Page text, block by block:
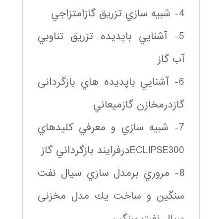
4- شبيه سازي تزريق گازامتزاجي
5- آشنايي باپديده تزريق تناوبي
آب گاز
6- آشنايي باپديده هاي بازگردانی
گازدرمخازن گازميعاني
7- شبيه سازي و معرفي كليدهاي
ECLIPSE300درفرايند بازگرداني گاز
8- مروري برمدل سازي سيال نفت
سنگین و ساخت يك مدل مخزنی